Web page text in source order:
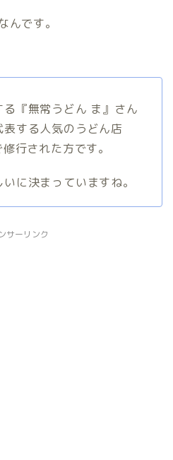
んです。
『無常うどん ま』さん
する人気のうどん店
行された方です。
に決まっていますね。
サーリンク